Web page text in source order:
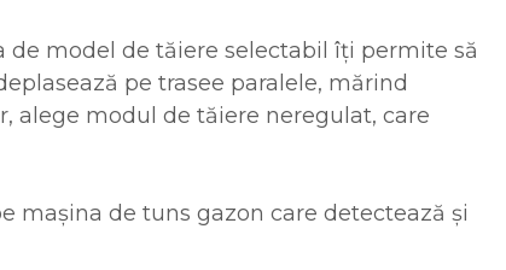
model de tăiere selectabil îți permite să
pe trasee paralele, mărind
alege modul de tăiere neregulat, care
mașina de tuns gazon care detectează și